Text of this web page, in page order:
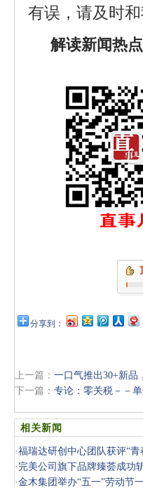
有误，请及时
解读新闻热
分享到：
上一篇： 一口气推出30+新品
下一篇： 专论：零关税－－
相关新闻
·福瑞达研创中心团队获评“青
· 完美公司旗下品牌臻荟成功
·金木集团举办“五一”劳动节